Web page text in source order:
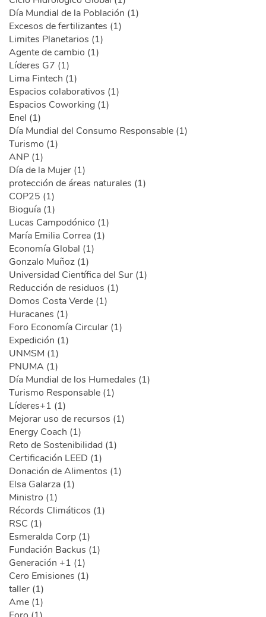
Día Mundial de la Población (1)
Excesos de fertilizantes (1)
Limites Planetarios (1)
Agente de cambio (1)
Líderes G7 (1)
Lima Fintech (1)
Espacios colaborativos (1)
Espacios Coworking (1)
Enel (1)
Día Mundial del Consumo Responsable (1)
Turismo (1)
ANP (1)
Día de la Mujer (1)
protección de áreas naturales (1)
COP25 (1)
Bioguía (1)
Lucas Campodónico (1)
María Emilia Correa (1)
Economía Global (1)
Gonzalo Muñoz (1)
Universidad Científica del Sur (1)
Reducción de residuos (1)
Domos Costa Verde (1)
Huracanes (1)
Foro Economía Circular (1)
Expedición (1)
UNMSM (1)
PNUMA (1)
Día Mundial de los Humedales (1)
Turismo Responsable (1)
Líderes+1 (1)
Mejorar uso de recursos (1)
Energy Coach (1)
Reto de Sostenibilidad (1)
Certificación LEED (1)
Donación de Alimentos (1)
Elsa Galarza (1)
Ministro (1)
Récords Climáticos (1)
RSC (1)
Esmeralda Corp (1)
Fundación Backus (1)
Generación +1 (1)
Cero Emisiones (1)
taller (1)
Ame (1)